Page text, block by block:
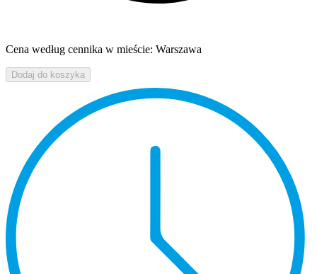
Cena według cennika w mieście: Warszawa
Dodaj do koszyka